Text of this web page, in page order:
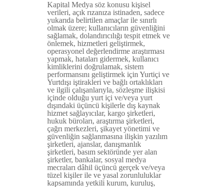
Kapital Medya söz konusu kişisel
verileri, açık rızanıza istinaden, sadece
yukarıda belirtilen amaçlar ile sınırlı
olmak üzere; kullanıcıların güvenliğini
sağlamak, dolandırıcılığı tespit etmek ve
önlemek, hizmetleri geliştirmek,
operasyonel değerlendirme araştırması
yapmak, hataları gidermek, kullanıcı
kimliklerini doğrulamak, sistem
performansını geliştirmek için Yurtiçi ve
Yurtdışı iştirakleri ve bağlı ortaklıkları
ve ilgili çalışanlarıyla, sözleşme ilişkisi
içinde olduğu yurt içi ve/veya yurt
dışındaki üçüncü kişilerle dış kaynak
hizmet sağlayıcılar, kargo şirketleri,
hukuk büroları, araştırma şirketleri,
çağrı merkezleri, şikayet yönetimi ve
güvenliğin sağlanmasına ilişkin yazılım
şirketleri, ajanslar, danışmanlık
şirketleri, basım sektöründe yer alan
şirketler, bankalar, sosyal medya
mecraları dâhil üçüncü gerçek ve/veya
tüzel kişiler ile ve yasal zorunluluklar
kapsamında yetkili kurum, kuruluş,